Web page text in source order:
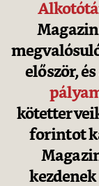
először,
forintot